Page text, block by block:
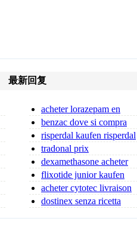
最新回复
acheter lorazepam en
ligne lorazépam 2 5 mg prix
benzac dove si compra
benzac acquista online
risperdal kaufen risperdal
rezeptfrei
tradonal prix
dexamethasone acheter
dexamethasone achat en ligne
flixotide junior kaufen
flixotide 50 kaufen
acheter cytotec livraison
rapide mifegyne cytotec
dostinex senza ricetta